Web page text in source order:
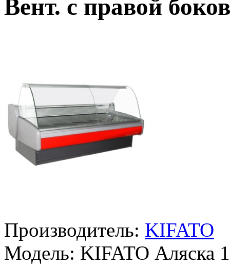
Вент. с правой боков
Производитель: KIFATO
Модель: KIFATO Аляска